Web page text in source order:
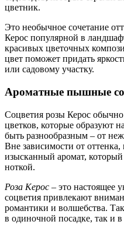
цветник.
Это необычное сочетание
Керос популярной в
красивых цветочных
цвет поможет придать
или садовому участку.
Ароматные пышные
Соцветия розы Керос
цветков, которые образуют
быть разнообразным – от
Вне зависимости от
изысканный аромат, который
ноткой.
Роза Керос – это настоящее
соцветия привлекают
романтики и волшебства.
в одиночной посадке, так и